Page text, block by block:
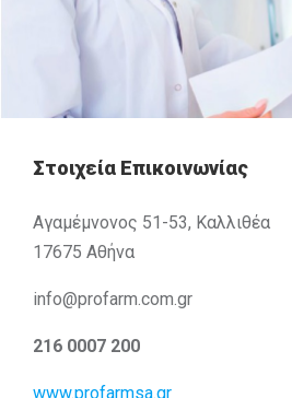
Στοιχεία Επικοινωνίας
Αγαμέμνονος 51-53, Καλλιθέα
17675 Αθήνα
info@profarm.com.gr
216 0007 200
www.profarmsa.gr